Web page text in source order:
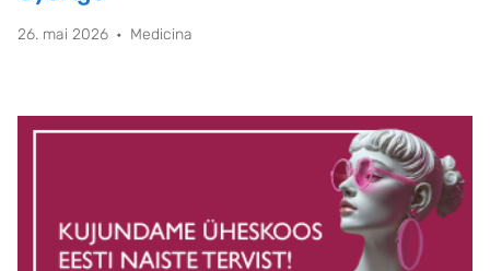
26. mai 2026 Medicina